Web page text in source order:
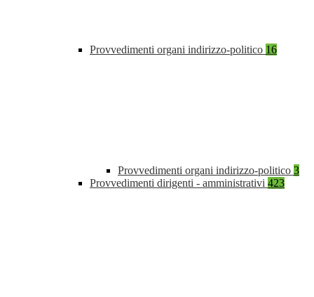
Provvedimenti organi indirizzo-politico 16
Provvedimenti organi indirizzo-politico 3
Provvedimenti dirigenti - amministrativi 423